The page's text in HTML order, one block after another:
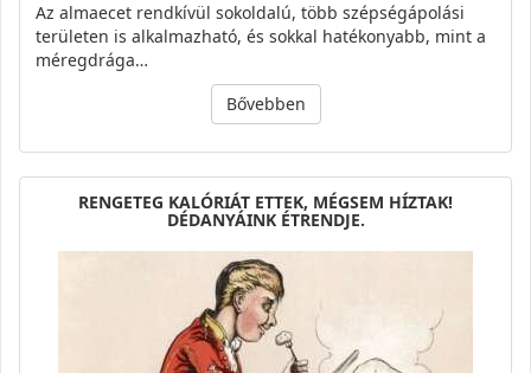
Az almaecet rendkívül sokoldalú, több szépségápolási
területen is alkalmazható, és sokkal hatékonyabb, mint a
méregdrága…
Bővebben
RENGETEG KALÓRIÁT ETTEK, MÉGSEM HÍZTAK!
DÉDANYÁINK ÉTRENDJE.